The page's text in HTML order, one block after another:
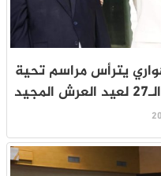
يترأس مراسم تحية